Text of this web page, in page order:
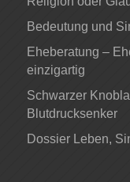
Bedeutung und
Eheberatung –
einzigartig
Schwarzer
Blutdrucksenker
Dossier Leben,